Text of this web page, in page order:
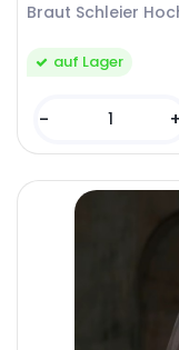
Braut Schleier
auf Lager
- +